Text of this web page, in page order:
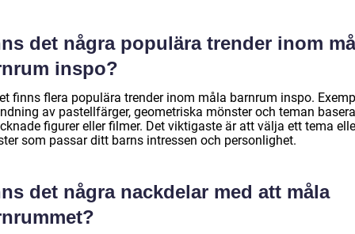
det några populära trender inom
inspo?
finns flera populära trender inom måla barnrum inspo.
av pastellfärger, geometriska mönster och teman
figurer eller filmer. Det viktigaste är att välja ett tema
som passar ditt barns intressen och personlighet.
det några nackdelar med att måla